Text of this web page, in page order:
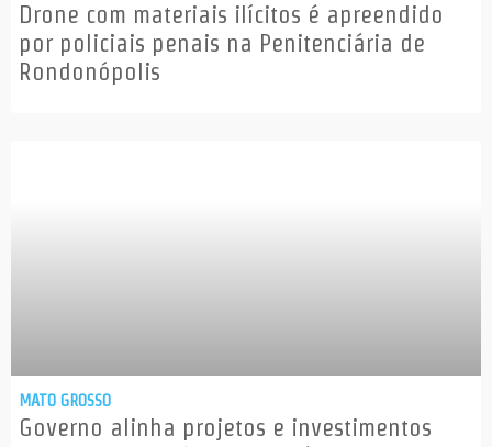
Drone com materiais ilícitos é apreendido
por policiais penais na Penitenciária de
Rondonópolis
MATO GROSSO
Governo alinha projetos e investimentos